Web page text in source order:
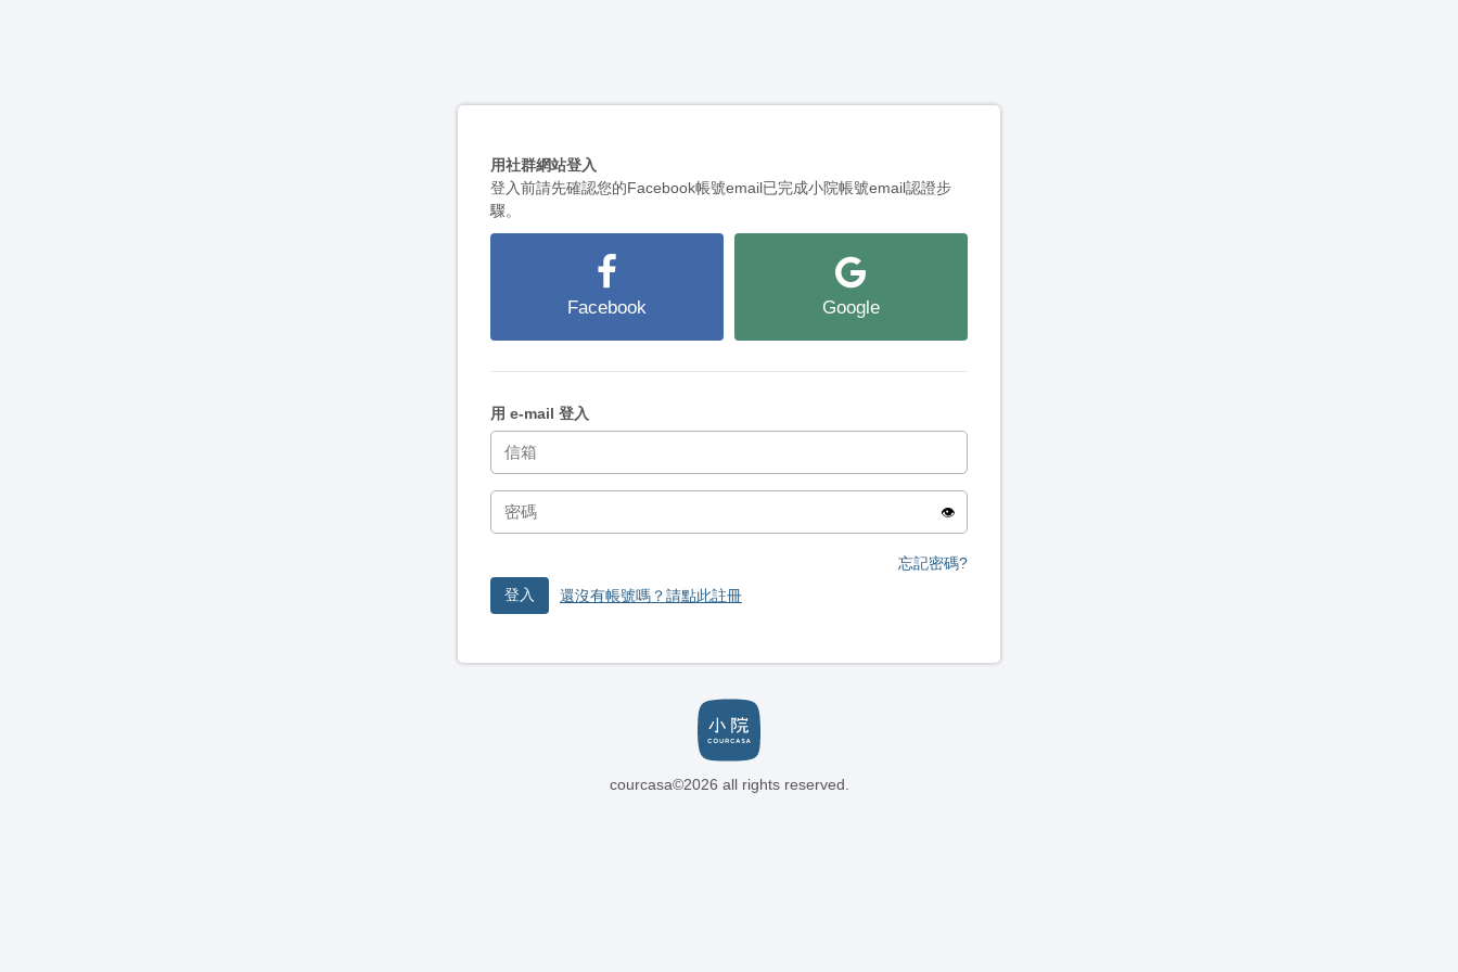
用社群網站登入
登入前請先確認您的Facebook帳號email已完成小院帳號email認證步
驟。
Facebook Google
用 e-mail 登入
👁️
忘記密碼?
登入
還沒有帳號嗎？請點此註冊
courcasa©2026 all rights reserved.